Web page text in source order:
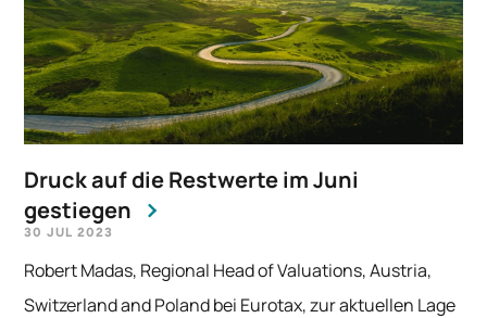
Druck auf die Restwerte im Juni
gestiegen
30 JUL 2023
Robert Madas, Regional Head of Valuations, Austria,
Switzerland and Poland bei Eurotax, zur aktuellen Lage